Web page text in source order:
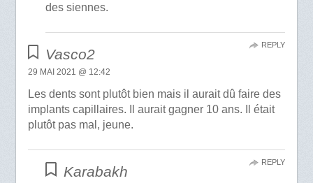
des siennes.
Vasco2
29 MAI 2021 @ 12:42
Les dents sont plutôt bien mais il aurait dû faire des
implants capillaires. Il aurait gagner 10 ans. Il était
plutôt pas mal, jeune.
REPLY
Karabakh
REPLY